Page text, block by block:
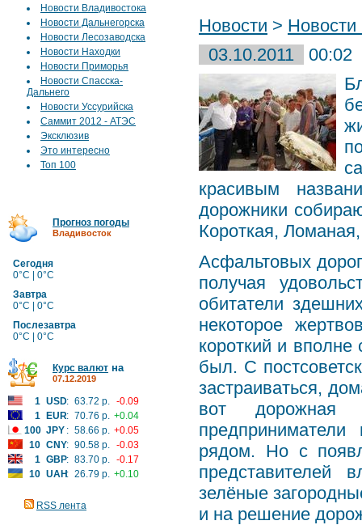
Новости Владивостока
Новости Дальнегорска
Новости Лесозаводска
Новости Находки
Новости Приморья
Новости Спасска-
Дальнего
Новости Уссурийска
Саммит 2012 - АТЭС
Эксклюзив
Это интересно
Топ 100
Прогноз погоды
Владивосток
Сегодня
0°C | 0°C
Завтра
0°C | 0°C
Послезавтра
0°C | 0°C
Курс валют на
07.12.2019
1 USD: 63.72 р. -0.09
1
EUR: 70.76 р. +0.04
100 JPY : 58.66 р. +0.05
10 CNY: 90.58 р. -0.03
1 GBP: 83.70 р. -0.17
10 UAH: 26.79 р. +0.10
RSS лента
Новости > Новости
03.10.2011
00:02
красивым
дорожники
Короткая,
Асфальтовых
получая
обитатели
некоторое
короткий и
был. С
застраиваться,
вот дорожная
предприниматели
рядом. Но с
представителей
зелёные
и на решение